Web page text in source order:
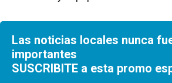
Las noticias locales nunca
importantes
SUSCRIBITE a esta promo